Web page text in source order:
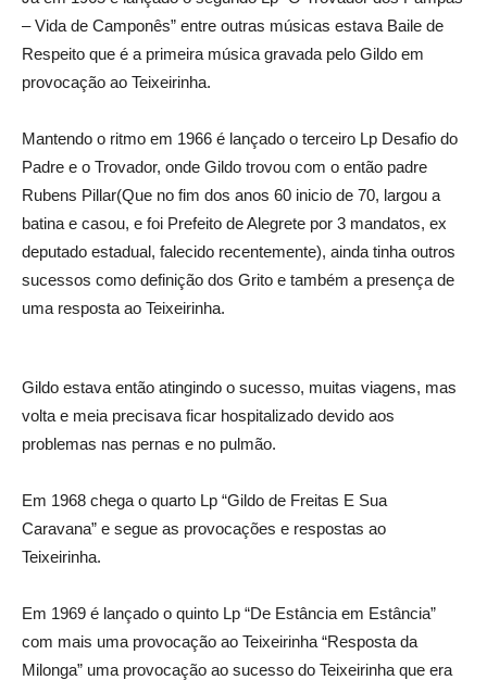
– Vida de Camponês” entre outras músicas estava Baile de
Respeito que é a primeira música gravada pelo Gildo em
provocação ao Teixeirinha.
Mantendo o ritmo em 1966 é lançado o terceiro Lp Desafio do
Padre e o Trovador, onde Gildo trovou com o então padre
Rubens Pillar(Que no fim dos anos 60 inicio de 70, largou a
batina e casou, e foi Prefeito de Alegrete por 3 mandatos, ex
deputado estadual, falecido recentemente), ainda tinha outros
sucessos como definição dos Grito e também a presença de
uma resposta ao Teixeirinha.
Gildo estava então atingindo o sucesso, muitas viagens, mas
volta e meia precisava ficar hospitalizado devido aos
problemas nas pernas e no pulmão.
Em 1968 chega o quarto Lp “Gildo de Freitas E Sua
Caravana” e segue as provocações e respostas ao
Teixeirinha.
Em 1969 é lançado o quinto Lp “De Estância em Estância”
com mais uma provocação ao Teixeirinha “Resposta da
Milonga” uma provocação ao sucesso do Teixeirinha que era